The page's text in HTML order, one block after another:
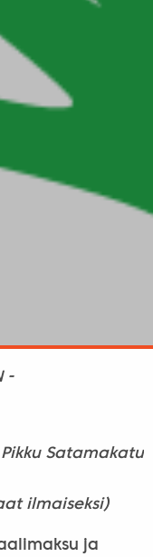
-
Satamakatu
ilmaiseksi)
ja